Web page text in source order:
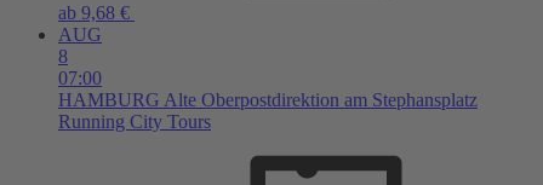
ab 9,68 €
AUG
8
07:00
HAMBURG Alte Oberpostdirektion am Stephansplatz
Running City Tours